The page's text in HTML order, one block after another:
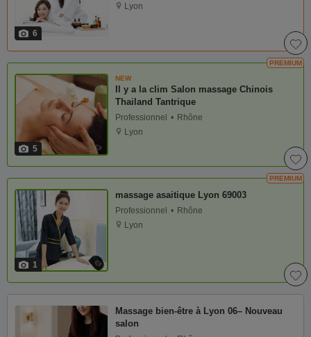
6
Lyon
PREMIUM
5
NEW
Il y a la clim Salon massage Chinois
Thailand Tantrique
Professionnel
Rhône
Lyon
PREMIUM
1
massage asaitique Lyon 69003
Professionnel
Rhône
Lyon
Massage bien-être à Lyon 06– Nouveau
salon